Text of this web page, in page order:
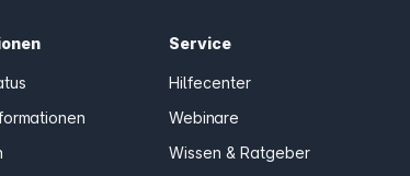
Service
Hilfecenter
Webinare
Wissen & Ratgeber